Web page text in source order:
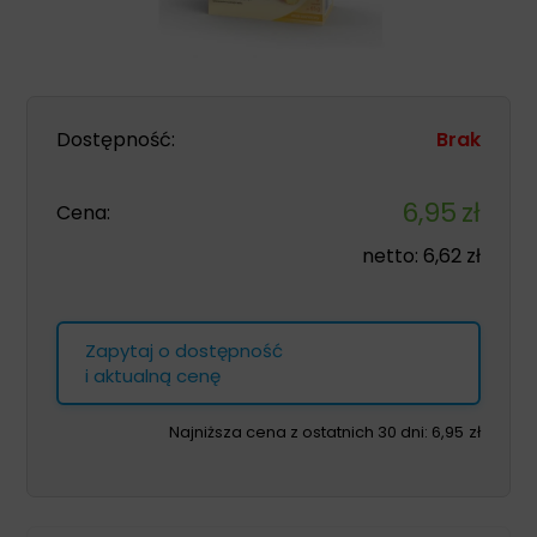
Dostępność: Brak
Cena: 6,95zł
netto: 6,62 zł
Zapytaj o dostępność
i aktualną cenę
Najniższa cena z ostatnich 30 dni: 6,95 zł